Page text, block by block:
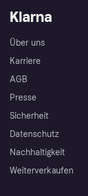
Klarna
Über uns
Karriere
AGB
Presse
Sicherheit
Datenschutz
Nachhaltigkeit
Weiterverkaufen